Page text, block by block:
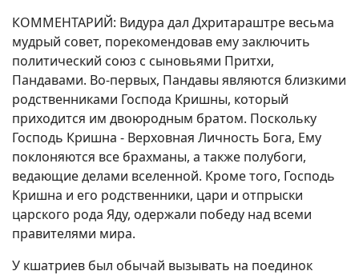
КОММЕНТАРИЙ: Видура дал Дхритараштре весьма
мудрый совет, порекомендовав ему заключить
политический союз с сыновьями Притхи,
Пандавами. Во-первых, Пандавы являются близкими
родственниками Господа Кришны, который
приходится им двоюродным братом. Поскольку
Господь Кришна - Верховная Личность Бога, Ему
поклоняются все брахманы, а также полубоги,
ведающие делами вселенной. Кроме того, Господь
Кришна и его родственники, цари и отпрыски
царского рода Яду, одержали победу над всеми
правителями мира.
У кшатриев был обычай вызывать на поединок